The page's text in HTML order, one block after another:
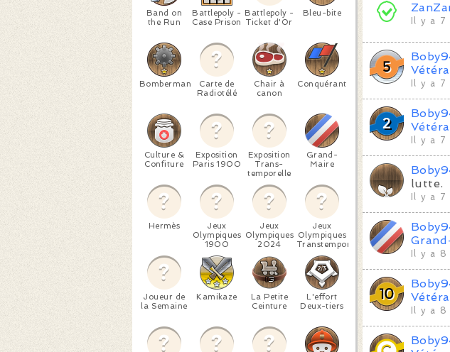
Band on
the Run
Battlepoly -
Case Prison
Battlepoly -
Ticket d'Or
Bleu-bite
Bomberman
Carte de
Radiotélé
Chair à
canon
Conquérant
Culture &
Confiture
Exposition
Paris 1900
Exposition
Trans-
temporelle
Grand-
Maire
Hermès
Jeux
Olympiques
1900
Jeux
Olympiques
2024
Jeux
Olympiques
Transtemporels
Joueur de
la Semaine
Kamikaze
La Petite
Ceinture
L'effort
Deux-tiers
Il y a 7
Il y a 7
Il y a 7
lutte.
Il y a 7
Il y a 8
Il y a 8